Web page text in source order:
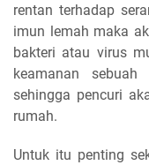
rentan terhadap
imun lemah maka
bakteri atau virus
keamanan
sehingga pencuri
rumah.
Untuk itu penting